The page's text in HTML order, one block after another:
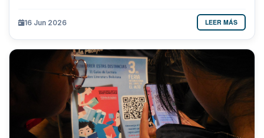
16 Jun 2026 LEER MÁS